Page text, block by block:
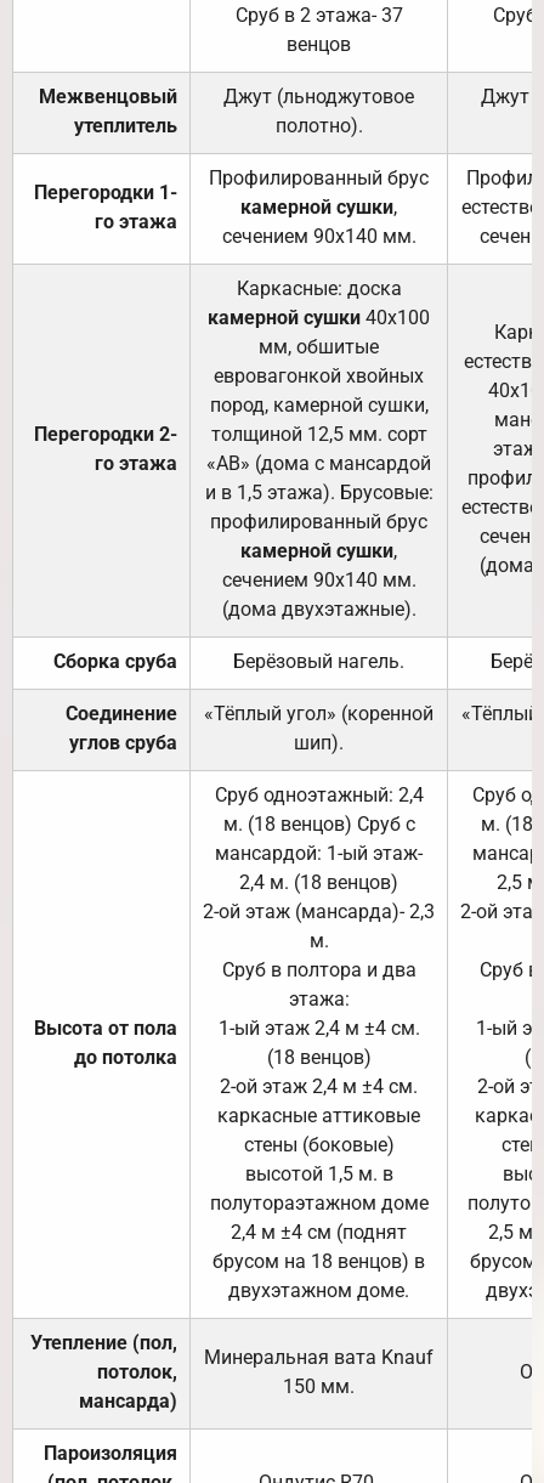
Сруб в 2 этажа- 37
венцов
Сруб
Межвенцовый
утеплитель
Джут (льноджутовое
полотно).
Джут
Перегородки 1-
го этажа
Профилированный брус
камерной сушки,
сечением 90х140 мм.
Перегородки 2-
го этажа
Каркасные: доска
камерной сушки 40х100
мм, обшитые
евровагонкой хвойных
пород, камерной сушки,
толщиной 12,5 мм. сорт
«АВ» (дома с мансардой
и в 1,5 этажа). Брусовые:
профилированный брус
камерной сушки,
сечением 90х140 мм.
(дома двухэтажные).
(дома
Сборка сруба Берёзовый нагель.
Соединение
углов сруба
«Тёплый угол» (коренной
шип).
«Тёплый
Высота от пола
до потолка
Сруб одноэтажный: 2,4
м. (18 венцов) Сруб с
мансардой: 1-ый этаж-
2,4 м. (18 венцов)
2-ой этаж (мансарда)- 2,3
м.
Сруб в полтора и два
этажа:
1-ый этаж 2,4 м ±4 см.
(18 венцов)
2-ой этаж 2,4 м ±4 см.
каркасные аттиковые
стены (боковые)
высотой 1,5 м. в
полутораэтажном доме
2,4 м ±4 см (поднят
брусом на 18 венцов) в
двухэтажном доме.
Сруб
м. (18
2,5
2-ой
Сруб
1-ый
2-ой
2,5 м
брусом
Утепление (пол,
потолок,
мансарда)
Минеральная вата Knauf
150 мм.
Пароизоляция